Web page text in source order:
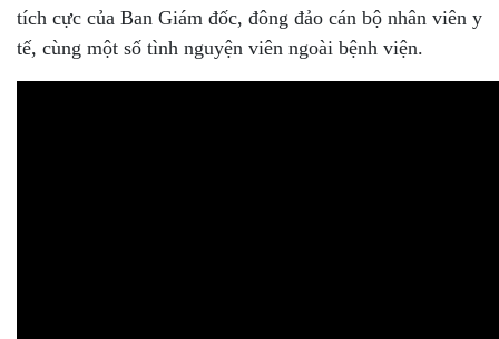
tích cực của Ban Giám đốc, đông đảo cán bộ nhân viên y
tế, cùng một số tình nguyện viên ngoài bệnh viện.